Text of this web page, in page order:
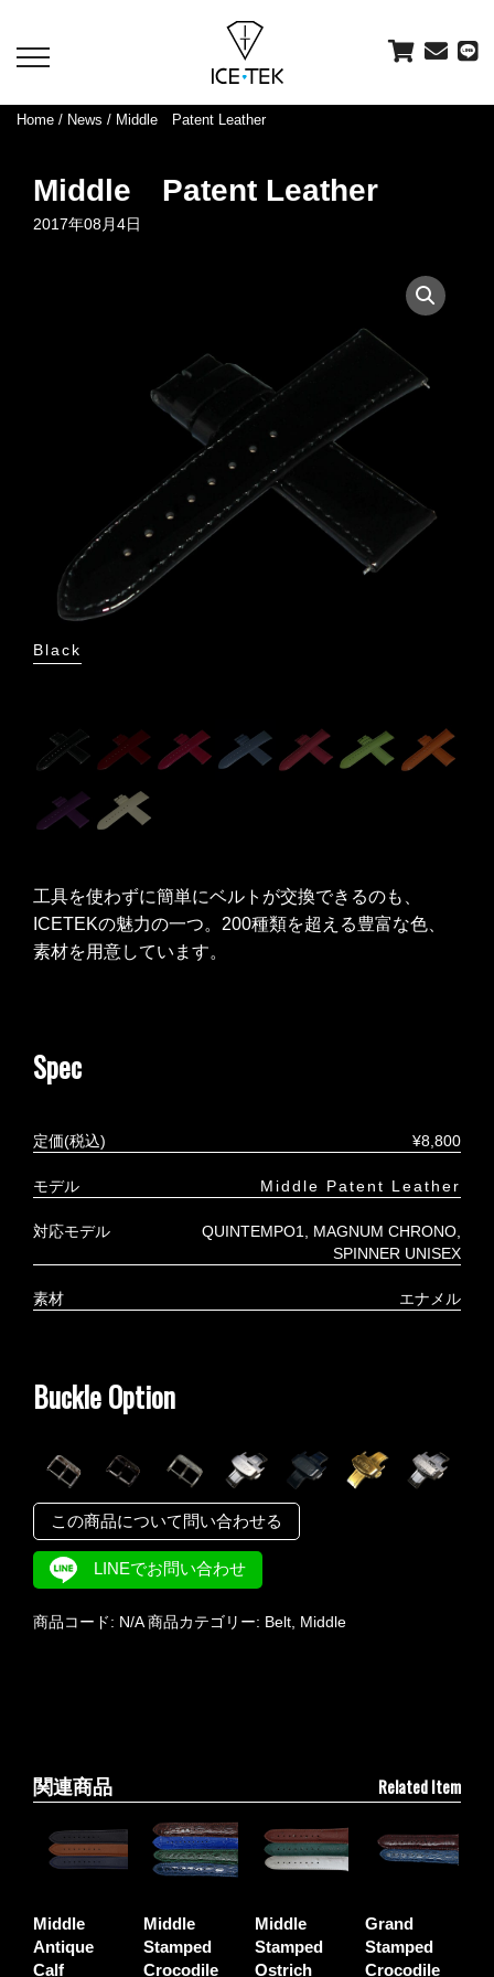
toggle
Home / News / Middle Patent Leather
Middle Patent Leather
2017年08月4日
Black
工具を使わずに簡単にベルトが交換できるのも、
ICETEKの魅力の一つ。200種類を超える豊富な色、
素材を用意しています。
Spec
定価(税込) ¥8,800
モデル Middle Patent Leather
対応モデル QUINTEMPO1
MAGNUM CHRONO
SPINNER UNISEX
素材 エナメル
Buckle Option
この商品について問い合わせる
LINEでお問い合わせ
商品コード: N/A 商品カテゴリー: Belt Middle
関連商品 Related Item
Middle
Antique
Calf
Middle
Stamped
Crocodile
Middle
Stamped
Ostrich
Grand
Stamped
Crocodile